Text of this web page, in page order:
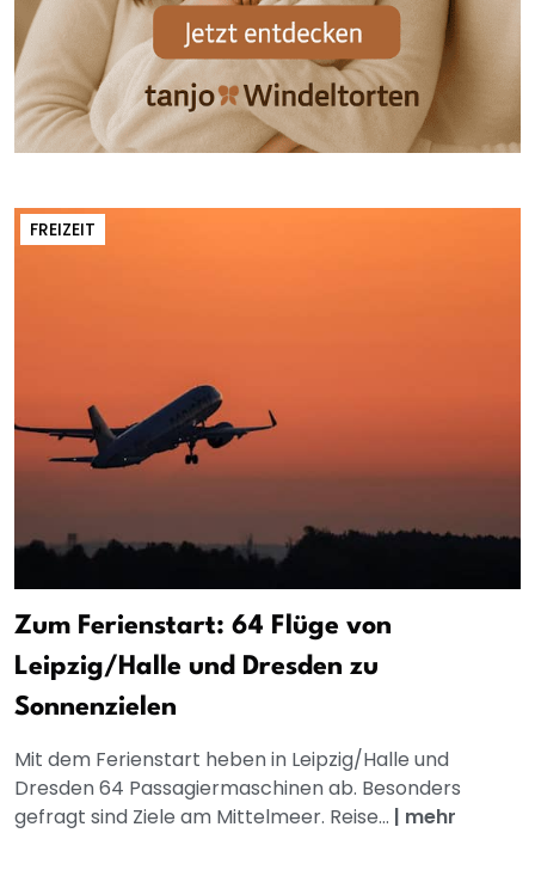
FREIZEIT
Zum Ferienstart: 64 Flüge von
Leipzig/Halle und Dresden zu
Sonnenzielen
Mit dem Ferienstart heben in Leipzig/Halle und
Dresden 64 Passagiermaschinen ab. Besonders
gefragt sind Ziele am Mittelmeer. Reise... | mehr